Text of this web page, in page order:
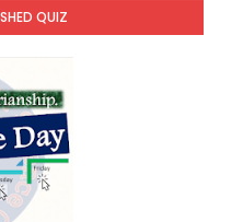
Affairs Quiz (SET-9) in Hindi
QUIZ